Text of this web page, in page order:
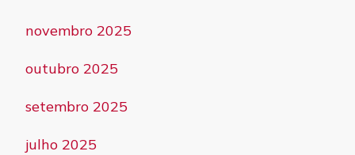
novembro 2025
outubro 2025
setembro 2025
julho 2025